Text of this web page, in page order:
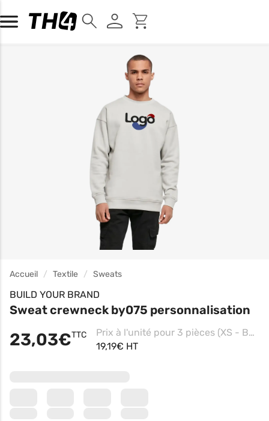
Accueil Textile Sweats
BUILD YOUR BRAND
Sweat crewneck by075 personnalisation
23,03€TTC
Prix à l'unité pour 3 pièces (XS - Bark, Impression coeur)
19,19€ HT